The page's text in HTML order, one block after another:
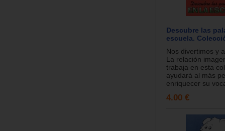
Descubre las
escuela.
Nos divertimos y
La relación
trabaja en esta
ayudará al más
enriquecer su
4.00 €